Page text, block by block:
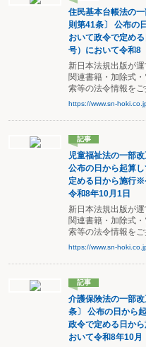
住民基本台帳法の
則第41条〕 公布の
おいて政令で定め
号）において令和8
新日本法規出版が
関連書籍・加除式
索等の法令情報をご
https://www.sn-
記事
児童福祉法の一部
公布の日から起算
定める日から施行※
令和8年10月1日
新日本法規出版が
関連書籍・加除式
索等の法令情報をご
https://www.sn-
記事
介護保険法の一部
条〕 公布の日から
政令で定める日か
おいて令和8年10月